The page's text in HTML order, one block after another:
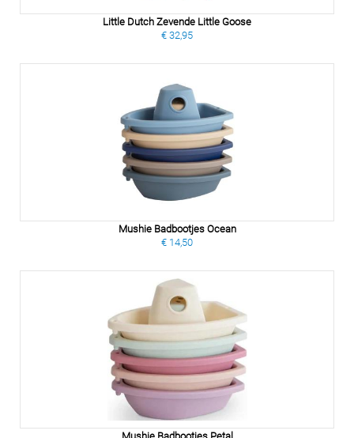
Little Dutch Zevende Little Goose
€ 32,95
Mushie Badbootjes Ocean
€ 14,50